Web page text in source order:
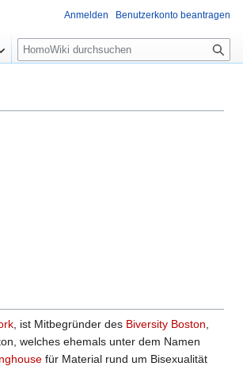
, ist Mitbegründer des Biversity Boston,
welches ehemals unter dem Namen
für Material rund um Bisexualität
Anmelden Benutzerkonto beantragen
Suche